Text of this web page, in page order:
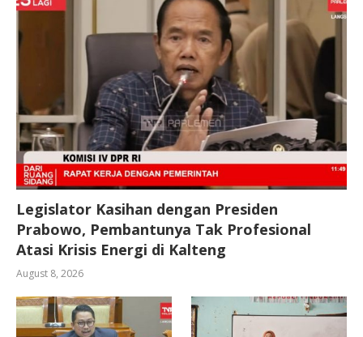
Legislator Kasihan dengan Presiden
Prabowo, Pembantunya Tak Profesional
Atasi Krisis Energi di Kalteng
August 8, 2026